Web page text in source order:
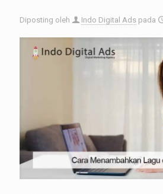
Diposting oleh Indo Digital Ads pada